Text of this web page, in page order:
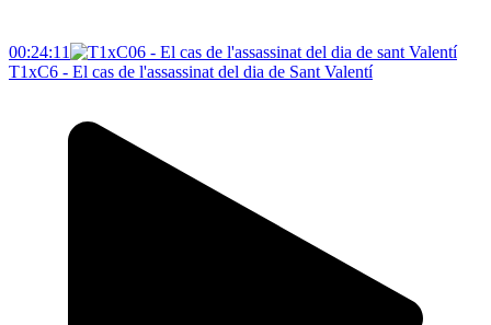
00:24:11
T1xC6 - El cas de l'assassinat del dia de Sant Valentí